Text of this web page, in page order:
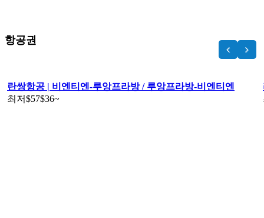
항공권
란쌍항공 | 비엔티엔-루앙프라방 / 루앙프라방-비엔티엔
최저$57$36~